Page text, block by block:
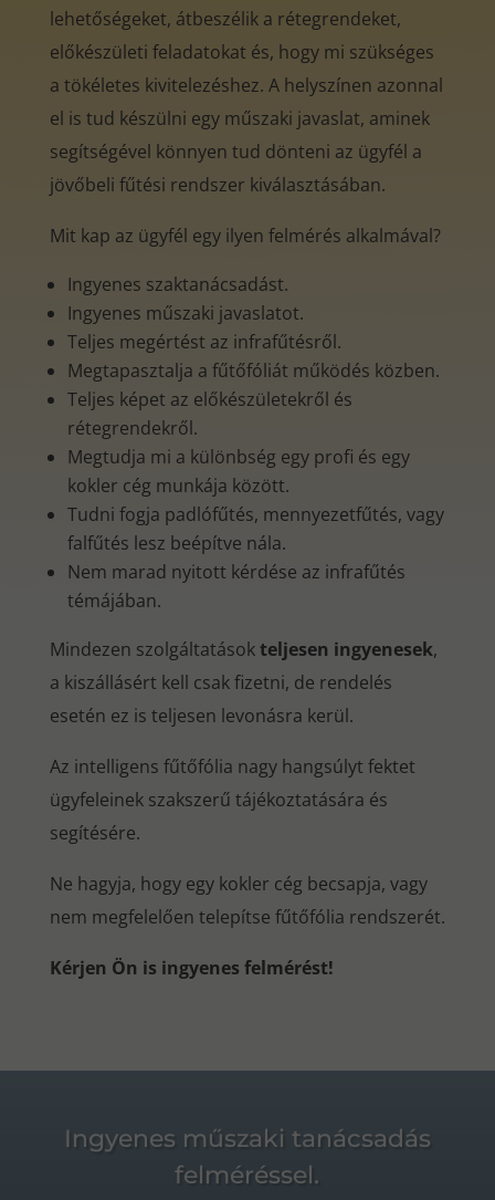
lehetőségeket, átbeszélik a rétegrendeket,
előkészületi feladatokat és, hogy mi szükséges
a tökéletes kivitelezéshez. A helyszínen azonnal
el is tud készülni egy műszaki javaslat, aminek
segítségével könnyen tud dönteni az ügyfél a
jövőbeli fűtési rendszer kiválasztásában.
Mit kap az ügyfél egy ilyen felmérés alkalmával?
Ingyenes szaktanácsadást.
Ingyenes műszaki javaslatot.
Teljes megértést az infrafűtésről.
Megtapasztalja a fűtőfóliát működés közben.
Teljes képet az előkészületekről és
rétegrendekről.
Megtudja mi a különbség egy profi és egy
kokler cég munkája között.
Tudni fogja padlófűtés, mennyezetfűtés, vagy
falfűtés lesz beépítve nála.
Nem marad nyitott kérdése az infrafűtés
témájában.
Mindezen szolgáltatásokteljesen ingyenesek,
a kiszállásért kell csak fizetni, de rendelés
esetén ez is teljesen levonásra kerül.
Az intelligens fűtőfólia nagy hangsúlyt fektet
ügyfeleinek szakszerű tájékoztatására és
segítésére.
Ne hagyja, hogy egy kokler cég becsapja, vagy
nem megfelelően telepítse fűtőfólia rendszerét.
Kérjen Ön is ingyenes felmérést!
Ingyenes műszaki tanácsadás
felméréssel.